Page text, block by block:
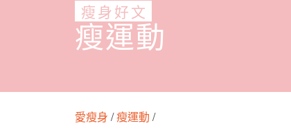
瘦身好文
瘦運動
愛瘦身 /瘦運動 /